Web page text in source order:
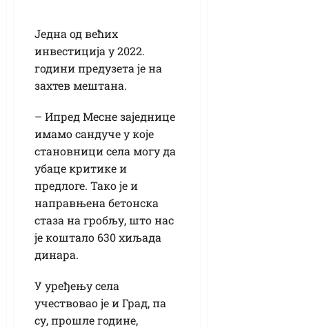
Једна од већих
инвестиција у 2022.
години предузета је на
захтев мештана.
– Ипред Месне заједнице
имамо сандуче у које
становници села могу да
убаце критике и
предлоге. Тако је и
направњена бетонска
стаза на гробљу, што нас
је коштало 630 хиљада
динара.
У уређењу села
учествовао је и Град, па
су, прошле године,